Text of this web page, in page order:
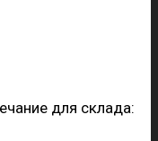
для склада: